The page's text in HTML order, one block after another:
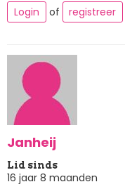
Login of registreer
Janheij
Lid sinds
16 jaar 8 maanden